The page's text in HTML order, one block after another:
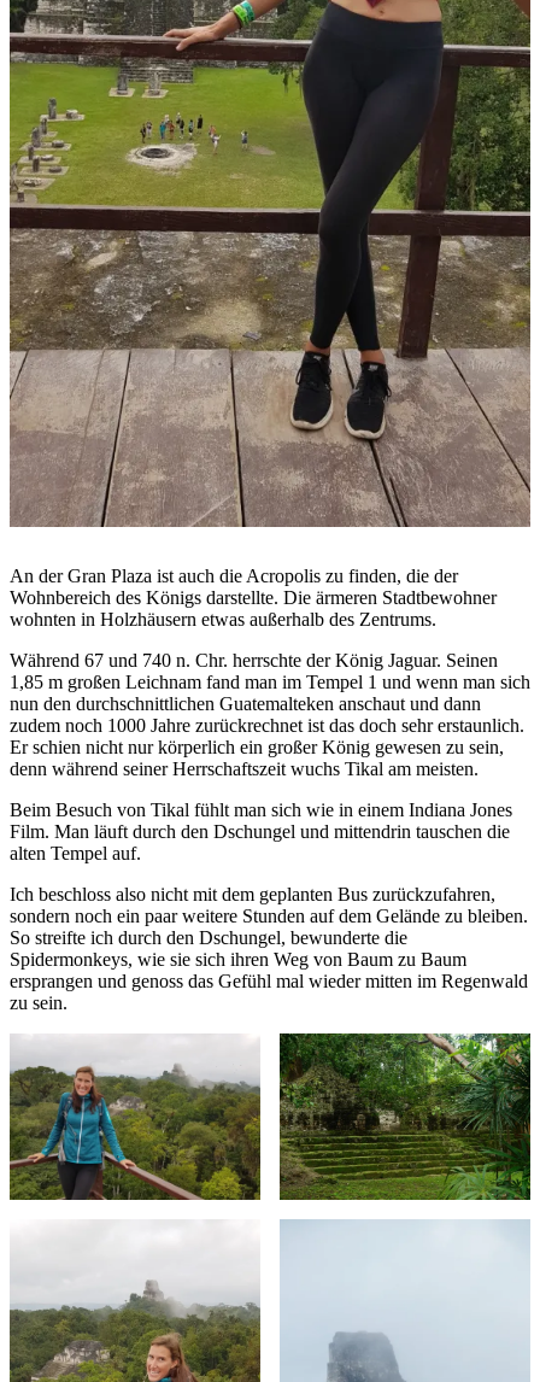
An der Gran Plaza ist auch die Acropolis zu finden, die der
Wohnbereich des Königs darstellte. Die ärmeren Stadtbewohner
wohnten in Holzhäusern etwas außerhalb des Zentrums.
Während 67 und 740 n. Chr. herrschte der König Jaguar. Seinen
1,85 m großen Leichnam fand man im Tempel 1 und wenn man sich
nun den durchschnittlichen Guatemalteken anschaut und dann
zudem noch 1000 Jahre zurückrechnet ist das doch sehr erstaunlich.
Er schien nicht nur körperlich ein großer König gewesen zu sein,
denn während seiner Herrschaftszeit wuchs Tikal am meisten.
Beim Besuch von Tikal fühlt man sich wie in einem Indiana Jones
Film. Man läuft durch den Dschungel und mittendrin tauschen die
alten Tempel auf.
Ich beschloss also nicht mit dem geplanten Bus zurückzufahren,
sondern noch ein paar weitere Stunden auf dem Gelände zu bleiben.
So streifte ich durch den Dschungel, bewunderte die
Spidermonkeys, wie sie sich ihren Weg von Baum zu Baum
ersprangen und genoss das Gefühl mal wieder mitten im Regenwald
zu sein.